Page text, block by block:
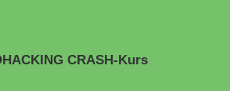
CRASH-Kurs